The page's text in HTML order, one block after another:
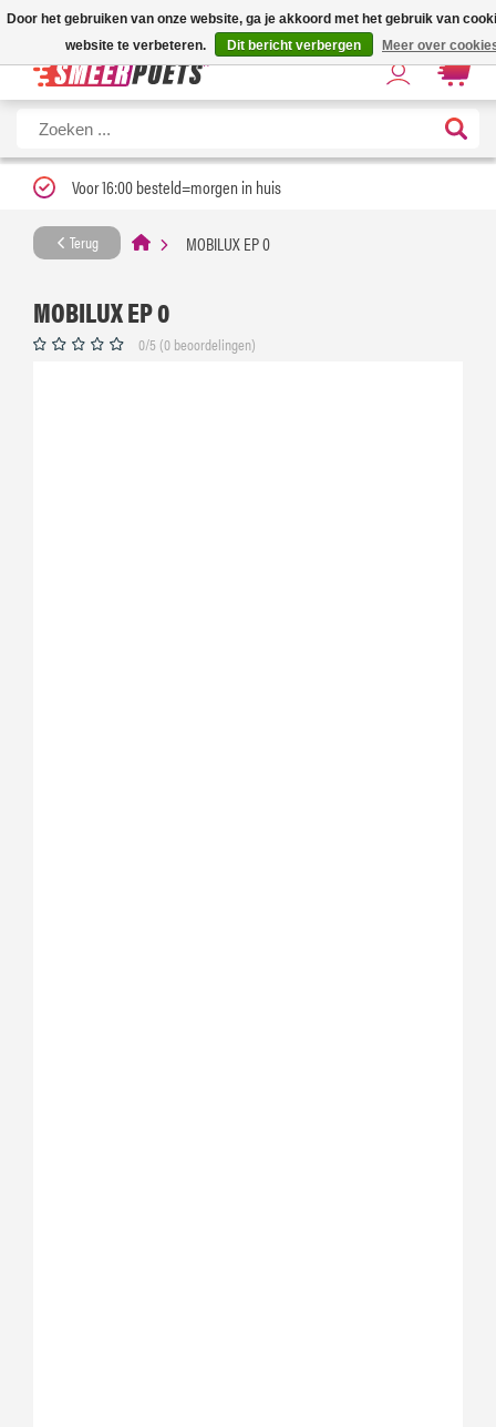
Nieuwe levertijd: 1 tot 3 werkdagen | Nu 25% korting op gehele assortiment
kortingscode ''verfrissend''
Voor 16:00 besteld=morgen in huis
Terug MOBILUX EP 0
MOBILUX EP 0
0/5 (0 beoordelingen)
Door het gebruiken van onze website, ga je akkoord met het gebruik van
website te verbeteren.
Dit bericht verbergen Meer over